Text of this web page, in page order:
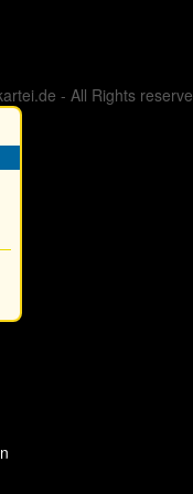
- All Rights